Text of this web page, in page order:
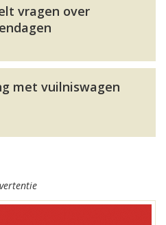
vragen over
met vuilniswagen